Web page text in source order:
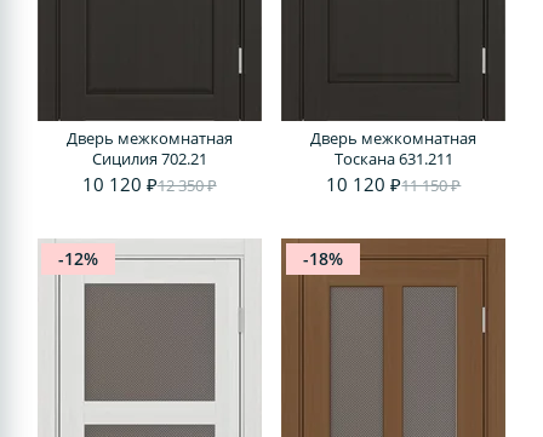
Дверь межкомнатная
Сицилия 702.21
10 120 ₽12 350 ₽
Дверь межкомнатная
Тоскана 631.211
10 120 ₽11 150 ₽
-12% -18%